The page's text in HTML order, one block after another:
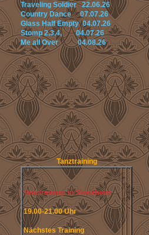
Traveling Soldier 22.06.26
Country Dance 07.07.26
Glass Half Empty 04.07.26
Stomp 2,3,4, 04.07.26
Me all Over 04.08.26
Tanztraining
Tanztraining in Stockheim
19.00-21.00 Uhr
Nächstes Training